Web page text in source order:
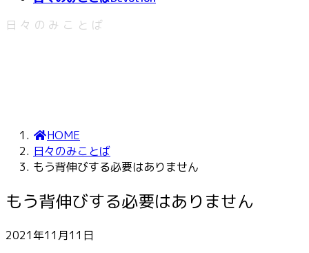
日々のみことば
HOME
日々のみことば
もう背伸びする必要はありません
もう背伸びする必要はありません
2021年11月11日